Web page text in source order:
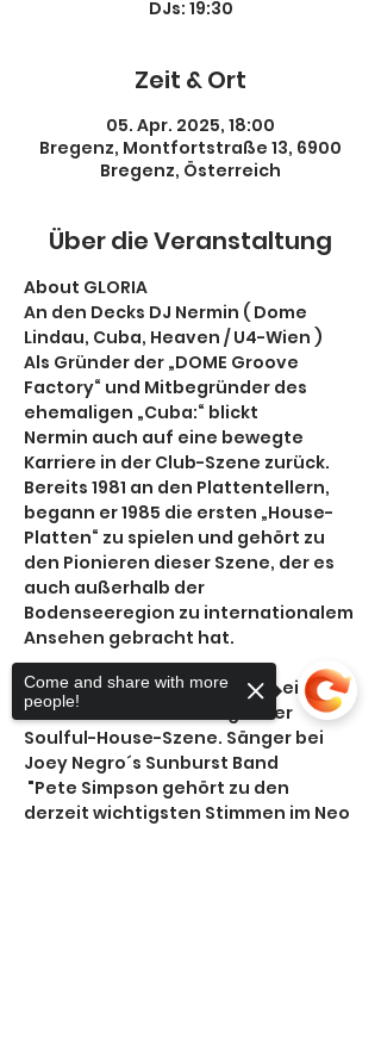
DJs: 19:30
Zeit & Ort
05. Apr. 2025, 18:00
Bregenz, Montfortstraße 13, 6900
Bregenz, Österreich
Über die Veranstaltung
About GLORIA
An den Decks DJ Nermin ( Dome
Lindau, Cuba, Heaven / U4-Wien )
Als Gründer der „DOME Groove
Factory“ und Mitbegründer des
ehemaligen „Cuba:“ blickt
Nermin auch auf eine bewegte
Karriere in der Club-Szene zurück.
Bereits 1981 an den Plattentellern,
begann er 1985 die ersten „House-
Platten“ zu spielen und gehört zu
den Pionieren dieser Szene, der es
auch außerhalb der
Bodenseeregion zu internationalem
Ansehen gebracht hat.
Live - Vocals Pete Simpson - einer
der bekanntesten Sänger der
Soulful-House-Szene. Sänger bei
Joey Negro´s Sunburst Band
derzeit wichtigsten Stimmen im Neo
Come and share with more
people!